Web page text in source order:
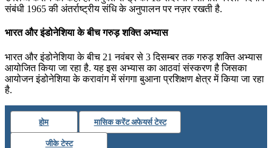
संबंधी 1965 की अंतर्राष्ट्रीय संधि के अनुपालन पर नज़र रखती है.
भारत और इंडोनेशिया के बीच गरुड़ शक्ति अभ्यास
भारत और इंडोनेशिया के बीच 21 नवंबर से 3 दिसम्बर तक गरुड़ शक्ति अभ्यास
आयोजित किया जा रहा है. यह इस अभ्यास का आठवां संस्करण है जिसका
आयोजन इंडोनेशिया के करावांग में संगगा बुआना प्रशिक्षण क्षेत्र में किया जा रहा
है.
होम मासिक करेंट अफेयर्स टेस्ट
जीके टेस्ट